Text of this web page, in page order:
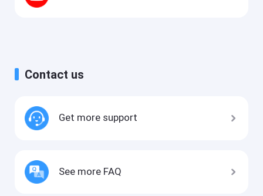
Contact us
Get more support
See more FAQ